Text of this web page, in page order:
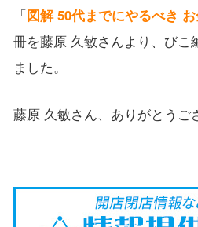
「図解 50代までにやるべき
冊を藤原 久敏さんより、びこ
ました。
藤原 久敏さん、ありがとうご